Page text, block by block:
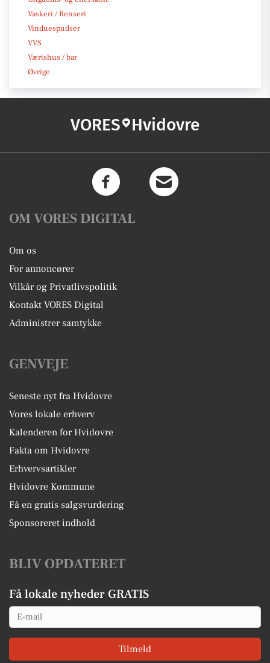
Vaskeri / Renseri
Vinduespudser
VVS
Værtshus / bar
Øvrige
VORES Hvidovre
OM VORES DIGITAL
Om os
For annoncører
Vilkår og Privatlivspolitik
Kontakt VORES Digital
Administrer samtykke
GENVEJE
Seneste nyt fra Hvidovre
Vores lokale erhverv
Kalenderen for Hvidovre
Fakta om Hvidovre
Erhvervsartikler
Hvidovre Kommune
Få en gratis salgsvurdering
Sponsoreret indhold
BLIV OPDATERET
Få lokale nyheder GRATIS
Email
Tilmeld